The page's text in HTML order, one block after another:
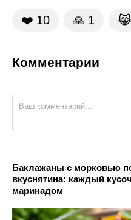
❤️ 10 🙏 1 😹
Комментарии
Баклажаны с морковью
вкуснятина: каждый
маринадом